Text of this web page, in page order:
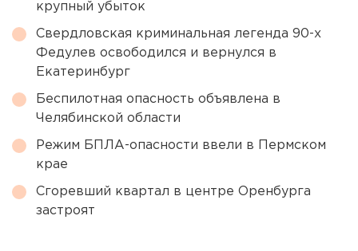
крупный убыток
Свердловская криминальная легенда 90-х
Федулев освободился и вернулся в
Екатеринбург
Беспилотная опасность объявлена в
Челябинской области
Режим БПЛА-опасности ввели в Пермском
крае
Сгоревший квартал в центре Оренбурга
застроят